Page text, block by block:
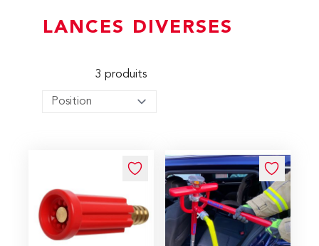
LANCES DIVERSES
3 produits